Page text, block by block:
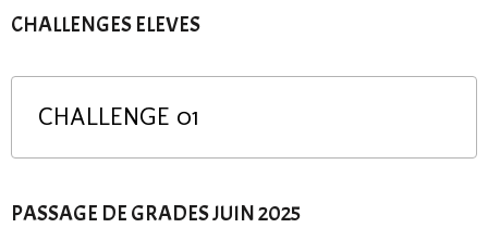
CHALLENGES ELEVES
CHALLENGE 01
PASSAGE DE GRADES JUIN 2025